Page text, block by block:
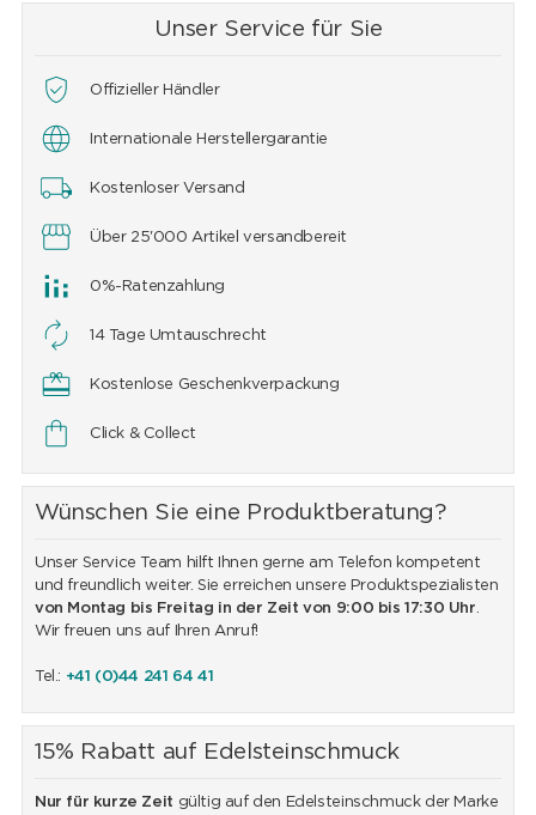
Unser Service für Sie
Offizieller Händler
Internationale Herstellergarantie
Kostenloser Versand
Über 25'000 Artikel versandbereit
0%-Ratenzahlung
14 Tage Umtauschrecht
Kostenlose Geschenkverpackung
Click & Collect
Wünschen Sie eine Produktberatung?
Unser Service Team hilft Ihnen gerne am Telefon kompetent
und freundlich weiter. Sie erreichen unsere Produktspezialisten
von Montag bis Freitag in der Zeit von 9:00 bis 17:30 Uhr.
Wir freuen uns auf Ihren Anruf!
Tel.: +41 (0)44 241 64 41
15% Rabatt auf Edelsteinschmuck
Nur für kurze Zeit gültig auf den Edelsteinschmuck der Marke